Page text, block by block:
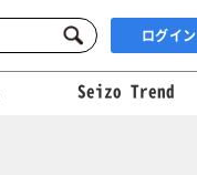
ログイン
Seizo Trend